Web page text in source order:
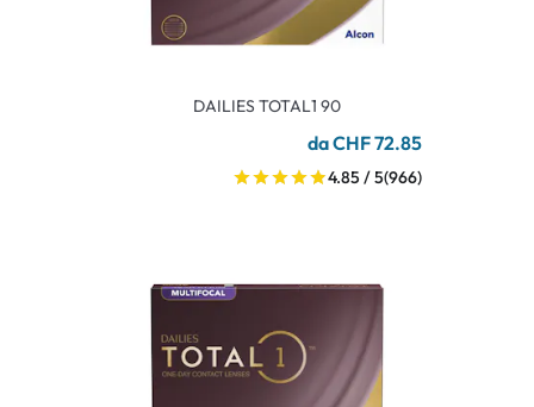
DAILIES TOTAL1 90
da CHF 72.85
4.85 / 5(966)